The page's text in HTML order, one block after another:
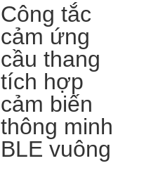
Công tắc
cảm ứng
cầu thang
tích hợp
cảm biến
thông minh
BLE vuông